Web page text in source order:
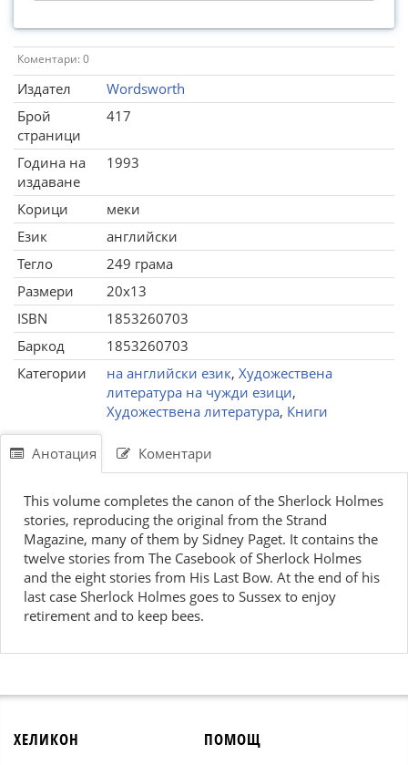
Коментари: 0
Издател
Wordsworth
Брой
страници
417
Година на
издаване
1993
Корици
меки
Език
английски
Тегло
249 грама
Размери
20x13
ISBN
1853260703
Баркод
1853260703
Категории
на английски език, Художествена
литература на чужди езици,
Художествена литература, Книги
Анотация Коментари
This volume completes the canon of the Sherlock Holmes
stories, reproducing the original from the Strand
Magazine, many of them by Sidney Paget. It contains the
twelve stories from The Casebook of Sherlock Holmes
and the eight stories from His Last Bow. At the end of his
last case Sherlock Holmes goes to Sussex to enjoy
retirement and to keep bees.
ХЕЛИКОН ПОМОЩ